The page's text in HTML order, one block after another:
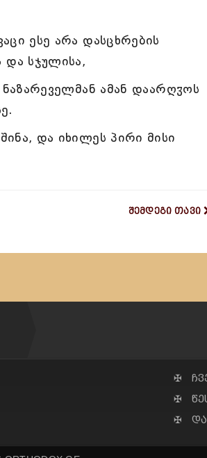
ესე არა დასცხრების
და სჯულისა,
ამან დაარღჳოს
და იხილეს პირი მისი
შემდეგი თავი
✠
✠
✠